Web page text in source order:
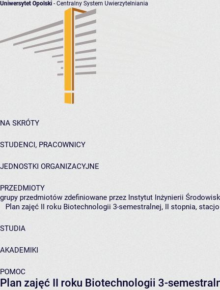
Uniwersytet Opolski - Centralny System Uwierzytelniania
NA SKRÓTY
STUDENCI, PRACOWNICY
JEDNOSTKI ORGANIZACYJNE
PRZEDMIOTY
grupy przedmiotów zdefiniowane przez Instytut Inżynierii
Plan zajęć II roku Biotechnologii 3-semestralnej, II stopnia,
STUDIA
AKADEMIKI
POMOC
Plan zajęć II roku Biotechnologii 3-